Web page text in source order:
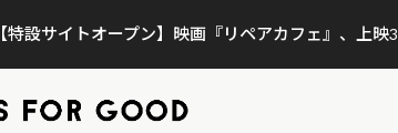
【特設サイトオープン】映画『リペアカフェ』、上